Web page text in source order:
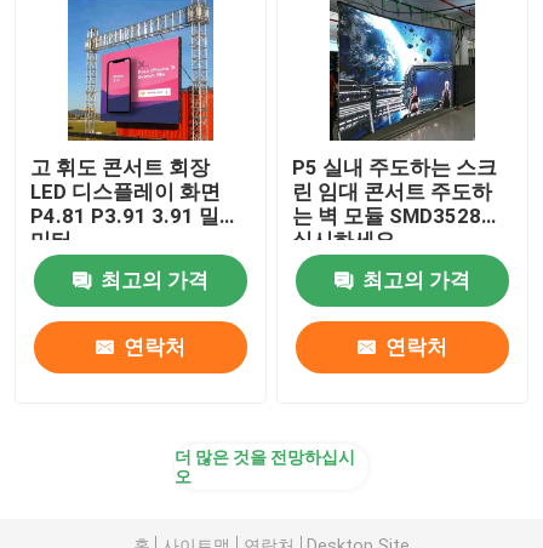
고 휘도 콘서트 회장
LED 디스플레이 화면
P4.81 P3.91 3.91 밀리
미터
최고의 가격
연락처
P5 실내 주도하는 스크
린 임대 콘서트 주도하
는 벽 모듈 SMD3528을
실시하세요
최고의 가격
연락처
더 많은 것을 전망하십시
오